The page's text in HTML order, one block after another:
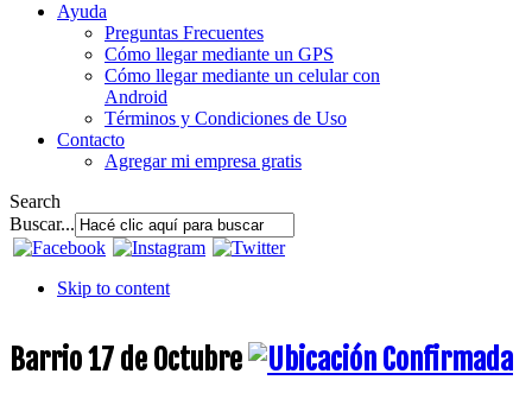
Ayuda
Preguntas Frecuentes
Cómo llegar mediante un GPS
Cómo llegar mediante un celular con
Android
Términos y Condiciones de Uso
Contacto
Agregar mi empresa gratis
Search
Buscar...
Skip to content
Barrio 17 de Octubre